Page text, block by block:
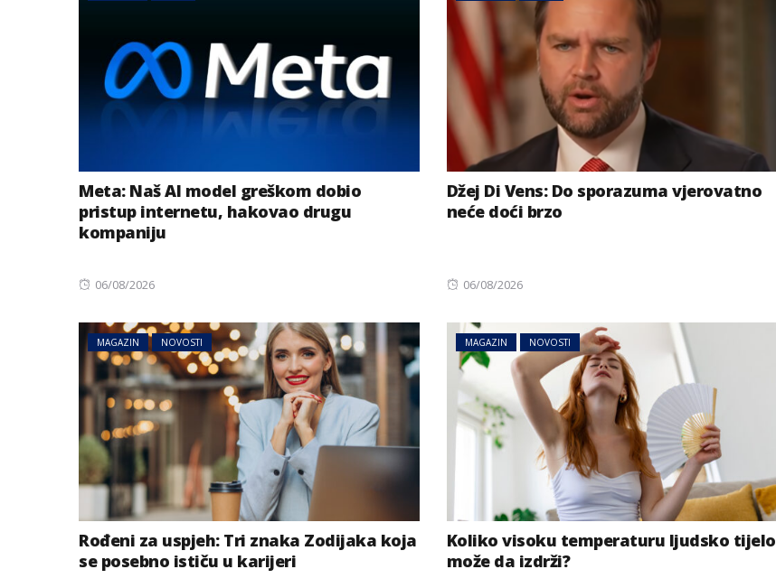
Meta: Naš AI model greškom dobio
pristup internetu, hakovao drugu
kompaniju
Posted
06/08/2026
Džej Di Vens: Do sporazuma vjerovatno
neće doći brzo
Posted
06/08/2026
MAGAZIN NOVOSTI
Rođeni za uspjeh: Tri znaka Zodijaka koja
se posebno ističu u karijeri
MAGAZIN NOVOSTI
Koliko visoku temperaturu ljudsko tijelo
može da izdrži?